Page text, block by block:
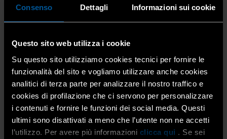
Consenso Dettagli Informazioni sui cookie
Questo sito web utilizza i cookie
Su questo sito utilizziamo cookies tecnici per fornire le
funzionalità del sito e vogliamo utilizzare anche cookies
analitici di terza parte per analizzare il nostro traffico e
cookies di profilazione che ci servono per personalizzare
i contenuti e fornire le funzioni dei social media. Questi
ultimi sono disattivati a meno che l’utente non ne accetti
l’utilizzo. Per avere più informazioni clicca qui . Se sei
Paghe,Produzione e subfornitura,Provvidenze titolari e
lavoratori,Servizi,Sportello Bilateralità,Trasporto
Hai già assicurato la tua impresa contro i danni da eventi
dell’Artigianato – riconosce un contributo economico alle
imprese che nel corso del 2026 […]